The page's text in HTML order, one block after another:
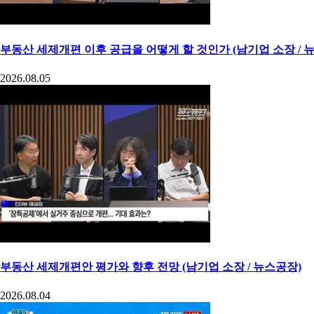
부동산 세제개편 이후 공급을 어떻게 할 것인가 (남기업 소장 /
2026.08.05
부동산 세제개편안 평가와 향후 전망 (남기업 소장 / 뉴스공장)
2026.08.04